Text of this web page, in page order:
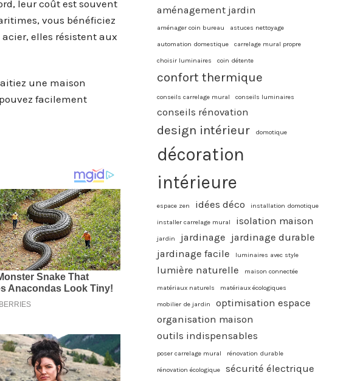
leur coût est souvent
vous bénéficiez
elles résistent aux
une maison
facilement
aménagement jardin
aménager coin bureau astuces nettoyage
automation domestique carrelage mural propre
choisir luminaires coin détente
confort thermique
conseils carrelage mural conseils luminaires
conseils rénovation
design intérieur domotique
décoration
intérieure
espace zen idées déco installation domotique
installer carrelage mural isolation maison
jardin jardinage jardinage durable
jardinage facile
luminaires avec style
lumière naturelle maison connectée
matériaux naturels matériaux écologiques
mobilier de jardin
optimisation espace
organisation maison
outils indispensables
poser carrelage mural rénovation durable
rénovation écologique sécurité électrique